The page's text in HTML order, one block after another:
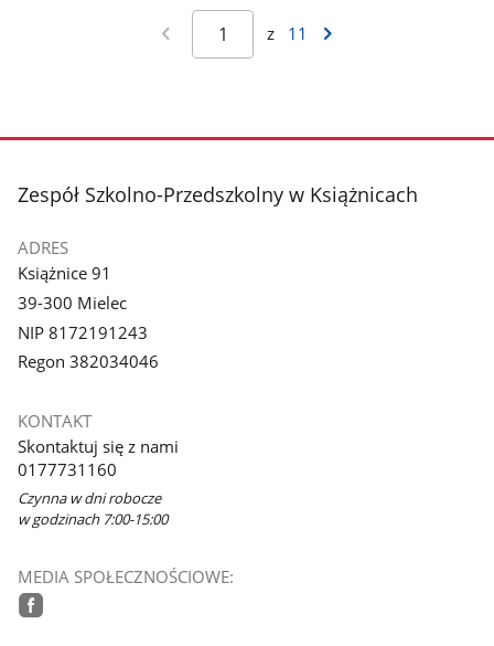
z 11
stopka
Zespół Szkolno-Przedszkolny w Książnicach
ADRES
Książnice 91
39-300 Mielec
NIP 8172191243
Regon 382034046
KONTAKT
Skontaktuj się z nami
0177731160
Czynna w dni robocze
w godzinach 7:00-15:00
MEDIA SPOŁECZNOŚCIOWE: